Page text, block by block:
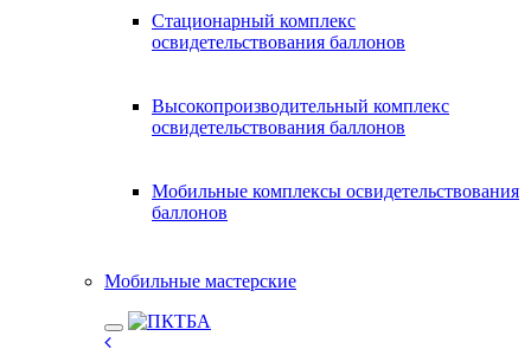
Стационарный комплекс
освидетельствования баллонов
Высокопроизводительный комплекс
освидетельствования баллонов
Мобильные комплексы освидетельствования
баллонов
Мобильные мастерские